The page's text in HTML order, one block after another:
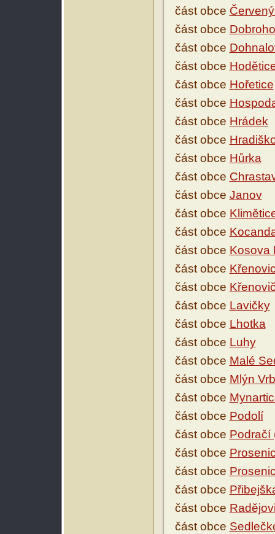
část obce
část obce
část obce
část obce
část obce Hořetice
část obce
část obce Hrádek
část obce
část obce Hůrka
část obce
část obce Janov
část obce
část obce
část obce Kosova
část obce
část obce
část obce Lavičky
část obce Lhotka
část obce Luhy
část obce Malé
část obce Mlýn
část obce
část obce Podolí
část obce Podračí
část obce
část obce
část obce
část obce
část obce